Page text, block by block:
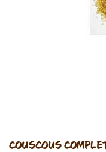
COUSCOUS